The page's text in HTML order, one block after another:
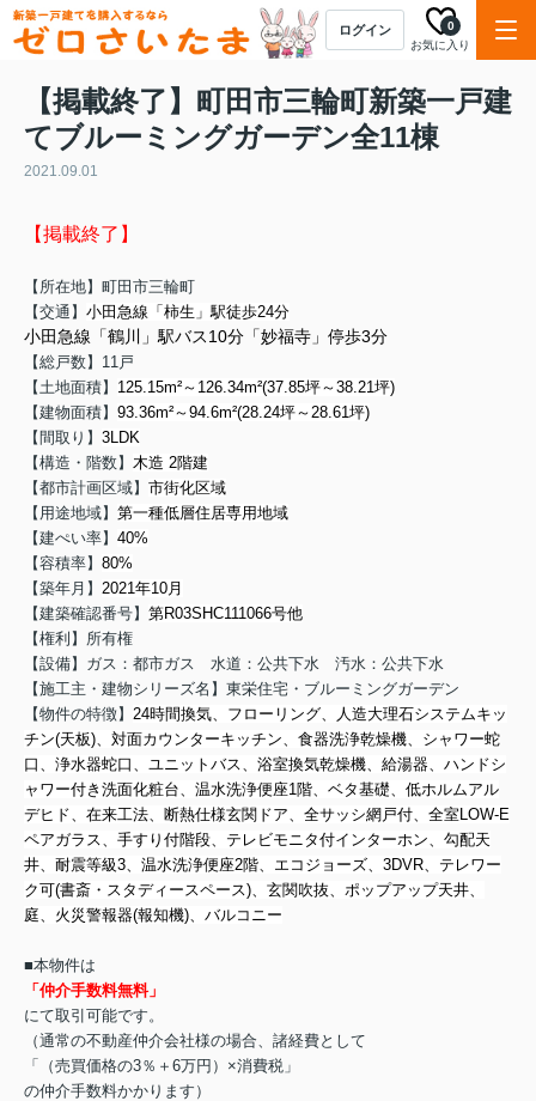
ログイン
お気に入り
0
【掲載終了】町田市三輪町新築一戸建
てブルーミングガーデン全11棟
2021.09.01
【掲載終了】
【所在地】町田市三輪町
【交通】 小田急線「柿生」駅徒歩24分
小田急線「鶴川」駅バス10分「妙福寺」停歩3分
【総戸数】11戸
【土地面積】 125.15m²～126.34m²(37.85坪～38.21坪)
【建物面積】 93.36m²～94.6m²(28.24坪～28.61坪)
【間取り】 3LDK
【構造・階数】 木造 2階建
【都市計画区域】 市街化区域
【用途地域】 第一種低層住居専用地域
【建ぺい率】 40%
【容積率】 80%
【築年月】 2021年10月
【建築確認番号】 第R03SHC111066号他
【権利】所有権
【設備】ガス：都市ガス 水道：公共下水 汚水：公共下水
【施工主・建物シリーズ名】東栄住宅・ブルーミングガーデン
【物件の特徴】 24時間換気、フローリング、人造大理石システムキッ
チン(天板)、対面カウンターキッチン、食器洗浄乾燥機、シャワー蛇
口、浄水器蛇口、ユニットバス、浴室換気乾燥機、給湯器、ハンドシ
ャワー付き洗面化粧台、温水洗浄便座1階、ベタ基礎、低ホルムアル
デヒド、在来工法、断熱仕様玄関ドア、全サッシ網戸付、全室LOW-E
ペアガラス、手すり付階段、テレビモニタ付インターホン、勾配天
井、耐震等級3、温水洗浄便座2階、エコジョーズ、3DVR、テレワー
ク可(書斎・スタディースペース)、玄関吹抜、ポップアップ天井、
庭、火災警報器(報知機)、バルコニー
■本物件は
「仲介手数料無料」
にて取引可能です。
（通常の不動産仲介会社様の場合、諸経費として
「（売買価格の3％＋6万円）×消費税」
の仲介手数料かかります）